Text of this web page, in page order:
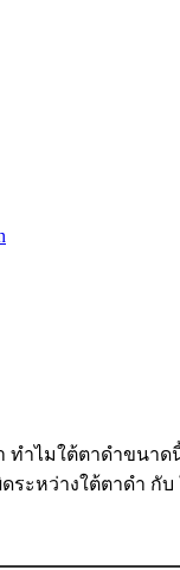
าดำขนาดนี้นะ!
ระหว่างใต้ตาดำ